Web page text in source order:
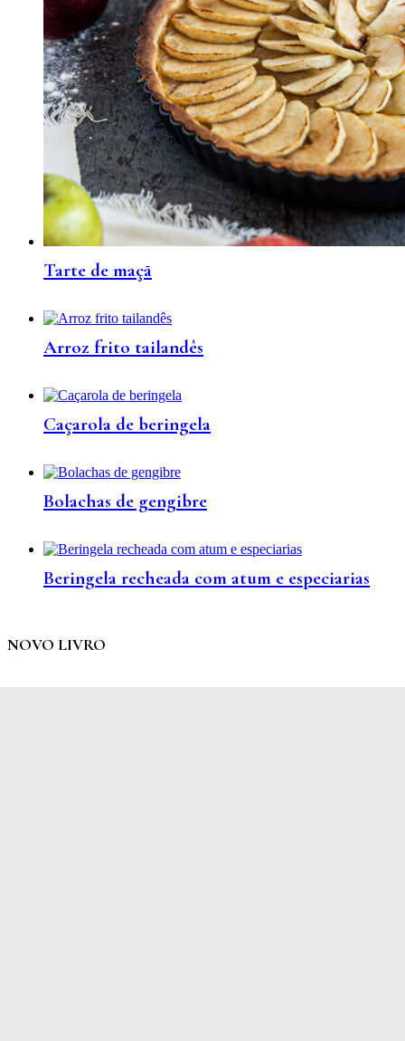
Tarte de maçã
Arroz frito tailandês
Caçarola de beringela
Bolachas de gengibre
Beringela recheada com atum e especiarias
NOVO LIVRO